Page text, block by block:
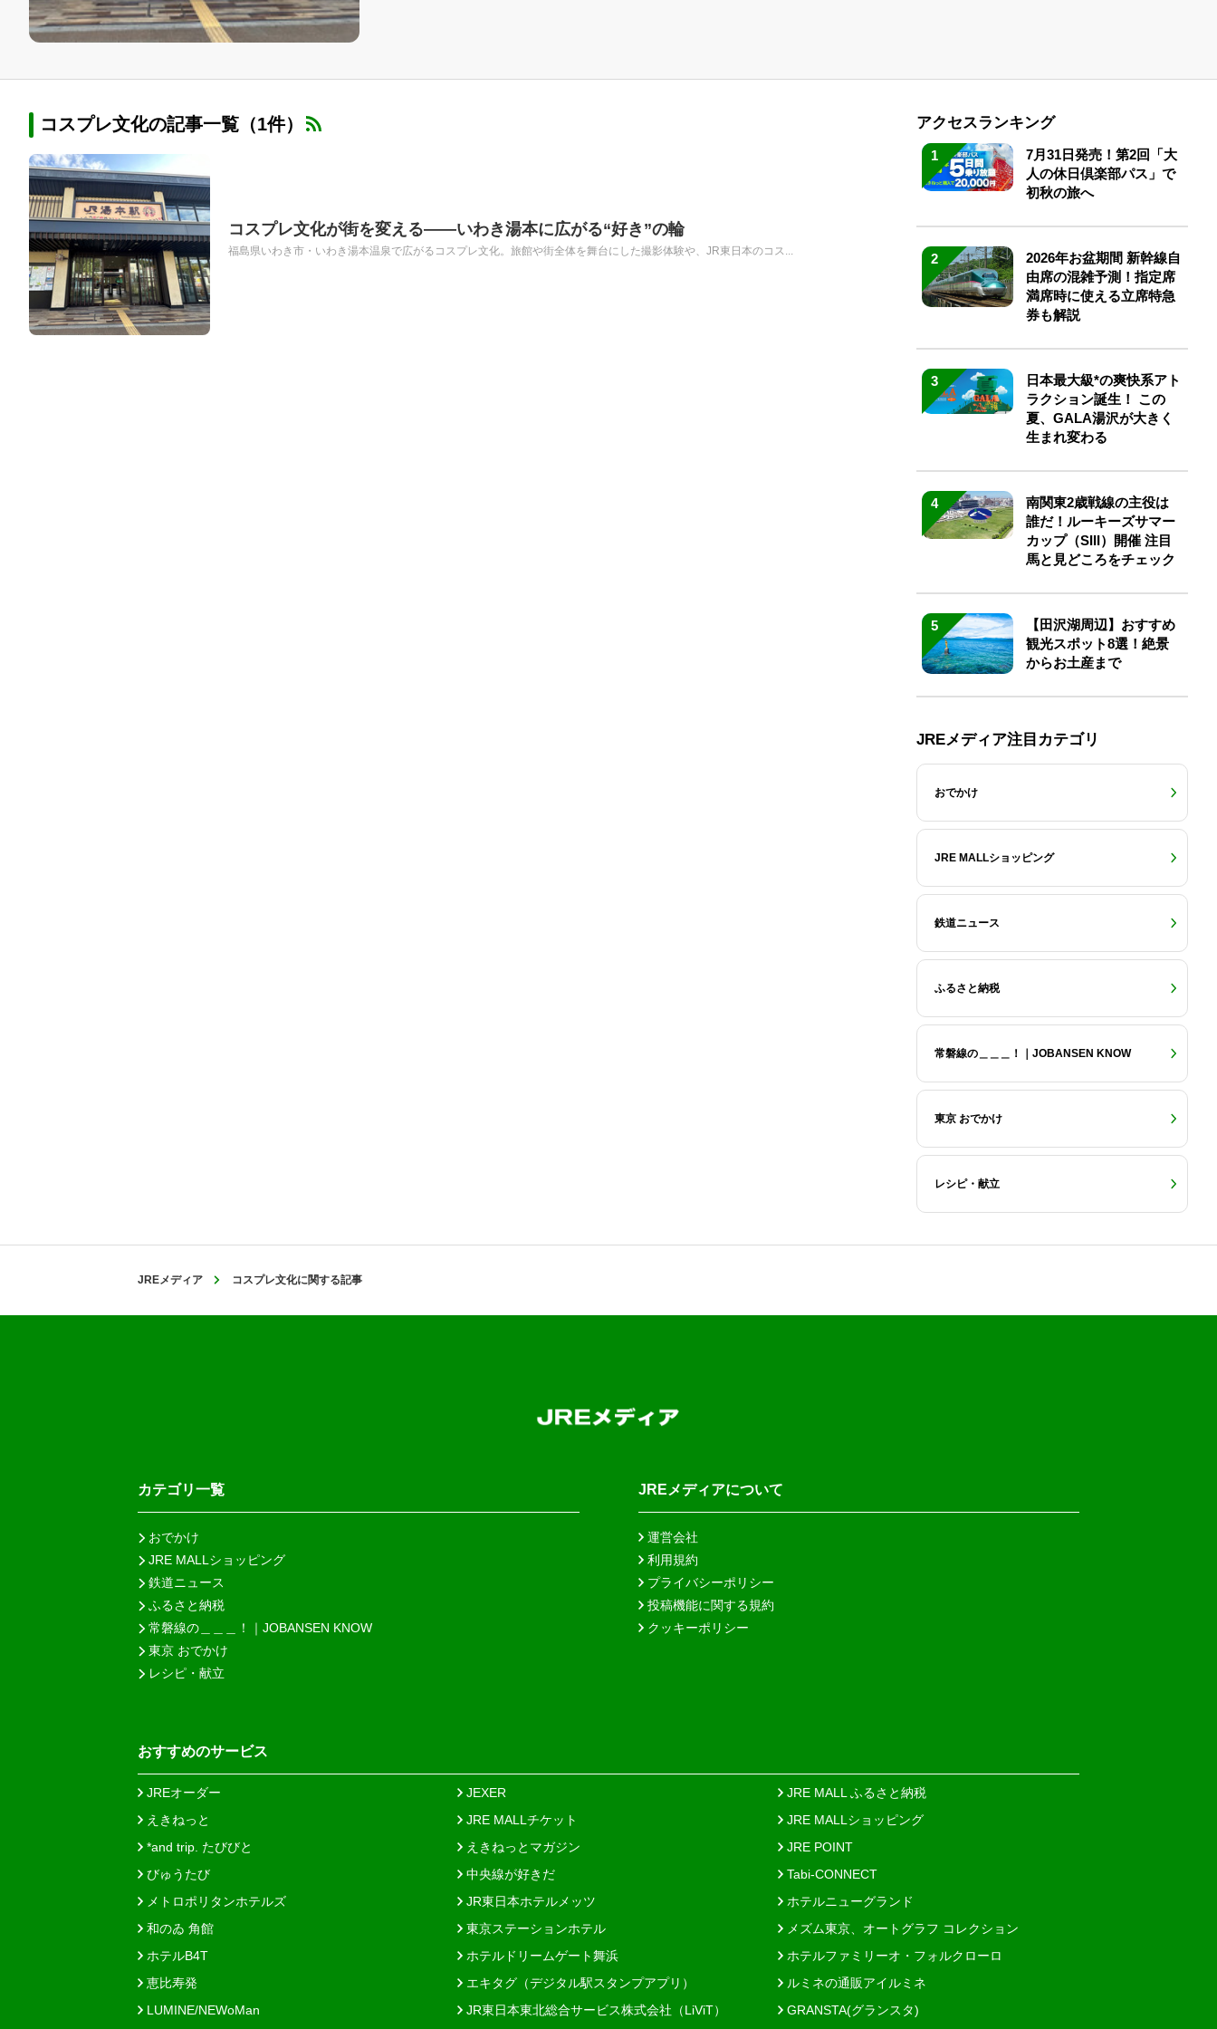
コスプレ文化の記事一覧（1件）
コスプレ文化が街を変える――いわき湯本に広がる“好き”の輪
福島県いわき市・いわき湯本温泉で広がるコスプレ文化。旅館や街全体を舞台にした撮影体験や、JR東日本のコス...
アクセスランキング
1
7月31日発売！第2回「大
人の休日倶楽部パス」で
初秋の旅へ
2
2026年お盆期間 新幹線自
由席の混雑予測！指定席
満席時に使える立席特急
券も解説
3
日本最大級*の爽快系アト
ラクション誕生！ この
夏、GALA湯沢が大きく
生まれ変わる
4
南関東2歳戦線の主役は
誰だ！ルーキーズサマー
カップ（SIII）開催 注目
馬と見どころをチェック
5
【田沢湖周辺】おすすめ
観光スポット8選！絶景
からお土産まで
JREメディア注目カテゴリ
おでかけ
JRE MALLショッピング
鉄道ニュース
ふるさと納税
常磐線の＿＿＿！｜JOBANSEN KNOW
東京 おでかけ
レシピ・献立
JREメディア コスプレ文化に関する記事
カテゴリ一覧
おでかけ
JRE MALLショッピング
鉄道ニュース
ふるさと納税
常磐線の＿＿＿！｜JOBANSEN KNOW
東京 おでかけ
レシピ・献立
JREメディアについて
運営会社
利用規約
プライバシーポリシー
投稿機能に関する規約
クッキーポリシー
おすすめのサービス
JREオーダー JEXER
JRE MALL ふるさと納税
えきねっと
JRE MALLチケット
JRE MALLショッピング
*and trip. たびびと
えきねっとマガジン
JRE POINT
びゅうたび
中央線が好きだ
Tabi-CONNECT
メトロポリタンホテルズ
JR東日本ホテルメッツ
ホテルニューグランド
和のゐ 角館
東京ステーションホテル
メズム東京、オートグラフ コレクション
ホテルB4T
ホテルドリームゲート舞浜
ホテルファミリーオ・フォルクローロ
恵比寿発
エキタグ（デジタル駅スタンプアプリ）
ルミネの通販アイルミネ
LUMINE/NEWoMan
JR東日本東北総合サービス株式会社（LiViT） GRANSTA(グランスタ)